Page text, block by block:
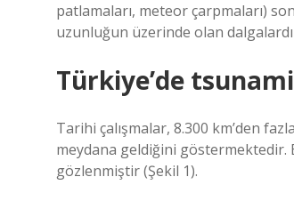
patlamaları, meteor çarpmaları)
uzunluğun üzerinde olan
Türkiye’de
Tarihi çalışmalar, 8.300 km’den
meydana geldiğini göstermektedir.
gözlenmiştir (Şekil 1).